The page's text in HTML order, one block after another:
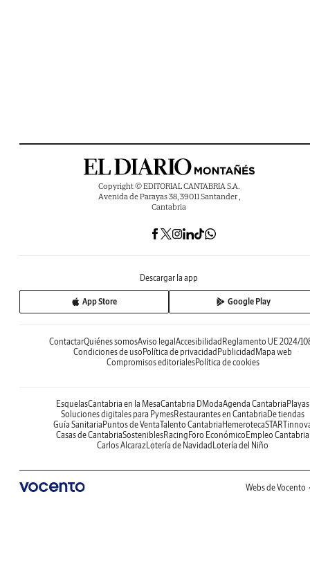
Copyright © EDITORIAL CANTABRIA S.A.
Avenida de Parayas 38, 39011 Santander ,
Cantabria
Descargar la app
App Store Google Play
ContactarQuiénes somosAviso legalAccesibilidadReglamento UE 2024/
Condiciones de usoPolítica de privacidadPublicidadMapa web
Compromisos editorialesPolítica de cookies
EsquelasCantabria en la MesaCantabria DModaAgenda CantabriaPlayas
Soluciones digitales para PymesRestaurantes en CantabriaDe tiendas
Guía SanitariaPuntos de VentaTalento CantabriaHemeroteca
Casas de CantabriaSosteniblesRacingForo EconómicoEmpleo Cantabria
Carlos AlcarazLotería de NavidadLotería del Niño
Webs de Vocento